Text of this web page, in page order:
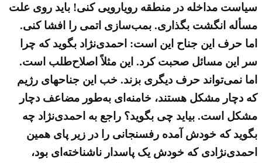
سیاست مداخله در منطقه رویارویی کنی! باید روی علت
مسأله انگشت بگذاری. بمب‌سازی اتمی را افشا کنی.
اما حرف این جناح این است: احمدی‌نژاد بگوید که چرا
سر این مسائل صحبت کرد. این مثلاً اصلاح‌طلب است.
اما نمی‌تواند حرف دیگری بزند. خب این جناحهای رژیم
که دچار مشکل هستند، خامنه‌ای به‌طور مضاعف دچار
مشکل است. بیاید چی بگوید؟ راجع به احمدی‌نژاد چه
بگوید که خودش آمده رفسنجانی را در زیر پای همین
احمدی‌نژادی که خودش یک پاسدار ناشناخته‌ای بود،